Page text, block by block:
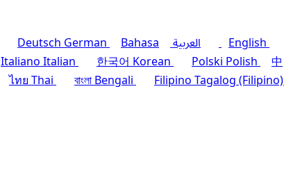
English العربية DeutschGerman Bahasa
ItalianoItalian 한국어Korean PolskiPolish 中
ไทยThai বাংলাBengali FilipinoTagalog (Filipino)